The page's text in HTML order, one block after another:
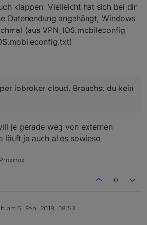
klappen. Vielleicht hat sich bei dir
Datenendung angehängt, Windows
(aus VPN_IOS.mobileconfig
iobroker cloud. Brauchst du kein
je gerade weg von externen
läuft ja auch alles sowieso
0
am 5. Feb. 2018, 08:53
editiert von